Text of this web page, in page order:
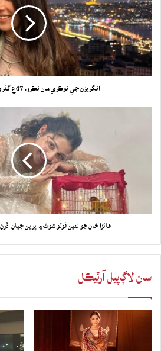
انگريزن جي نوڪري مان نڪرو، 47ع گذري ويو: اشنا شاهه
عائزا خان جو نئين فوٽو شوٽ ۾ پرين جيان
سان لاڳاپيل آرٽيڪل